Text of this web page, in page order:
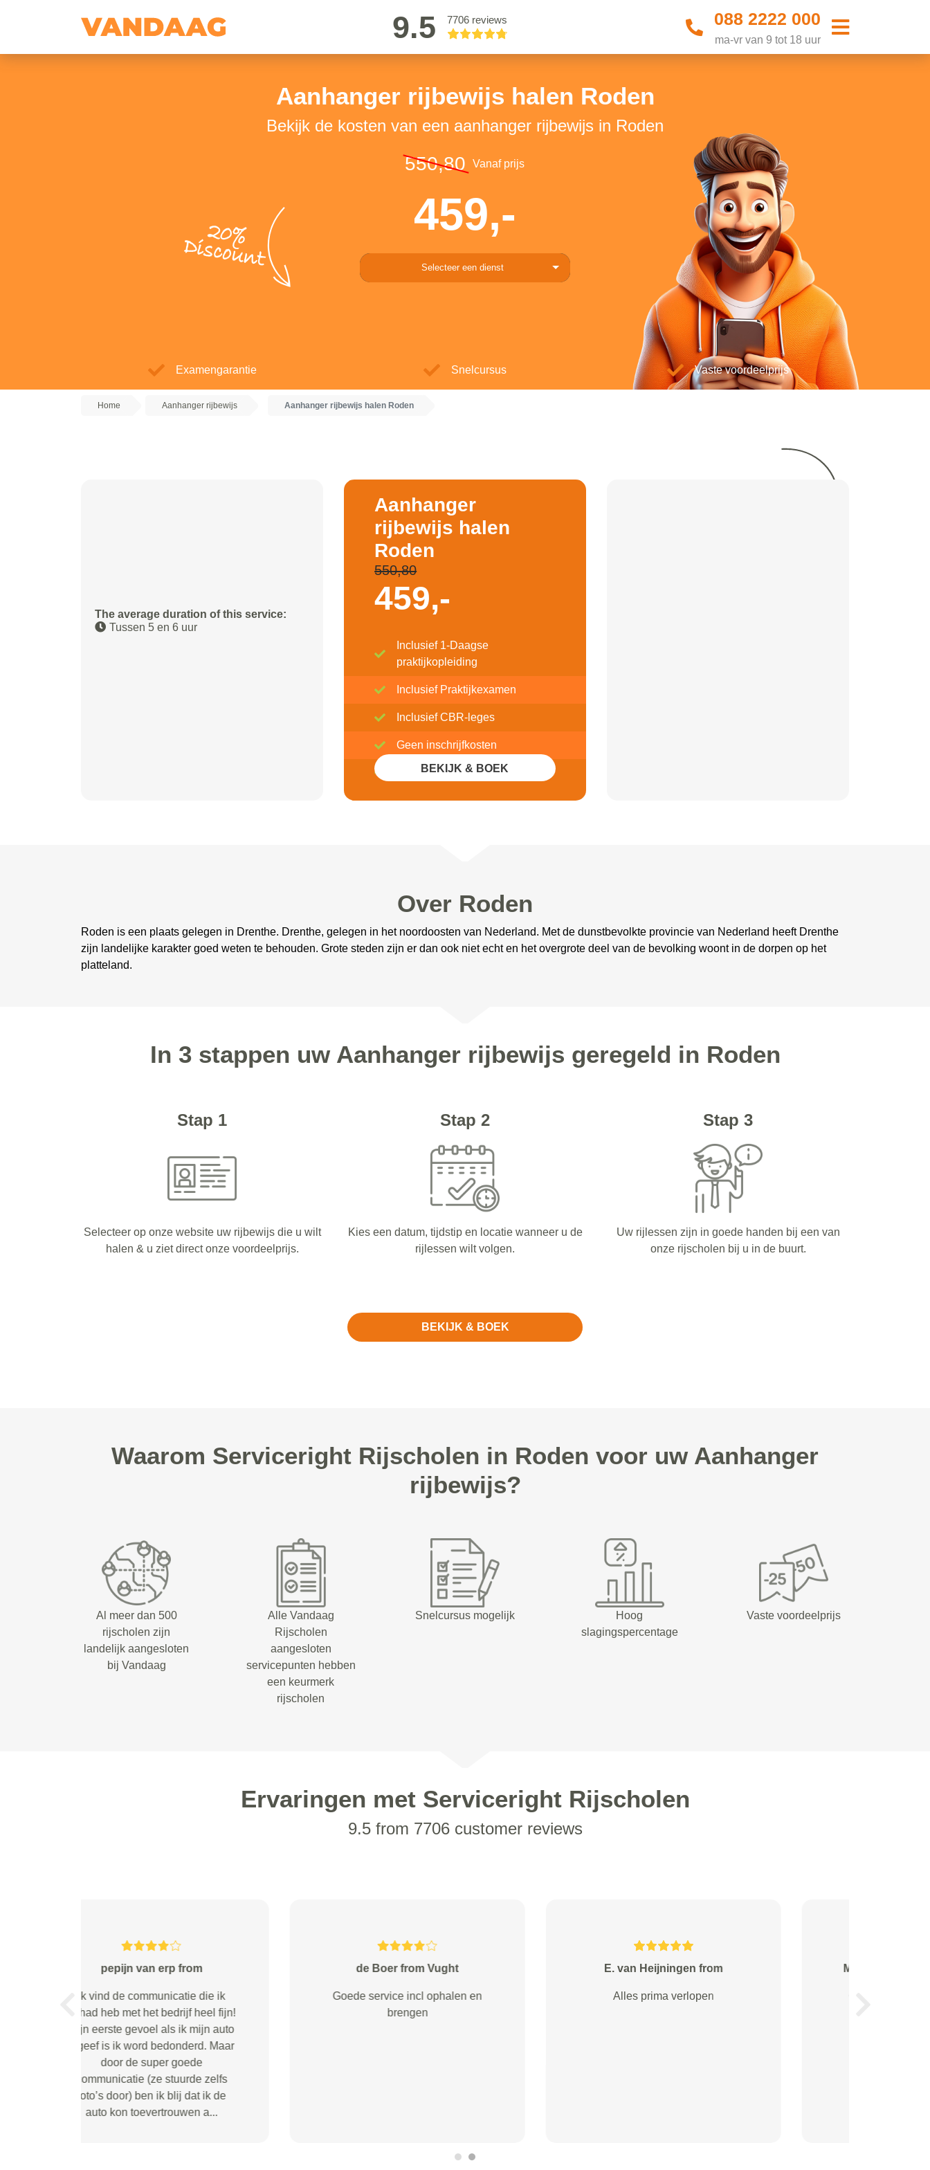
9.5 7706 reviews 088 2222 000
ma-vr van 9 tot 18 uur
Aanhanger rijbewijs halen Roden
Bekijk de kosten van een aanhanger rijbewijs in Roden
20%
Discount
550,80 Vanaf prijs
459,-
Selecteer een dienst
Examengarantie Snelcursus Vaste voordeelprijs
Home Aanhanger rijbewijs Aanhanger rijbewijs halen Roden
The average duration of this service:
Tussen 5 en 6 uur
Aanhanger
rijbewijs halen
Roden
550,80
459,-
Inclusief 1-Daagse
praktijkopleiding
Inclusief Praktijkexamen
Inclusief CBR-leges
Geen inschrijfkosten
Inclusief 20% Korting
BEKIJK & BOEK
Over Roden
Roden is een plaats gelegen in Drenthe. Drenthe, gelegen in het noordoosten van Nederland. Met de dunstbevolkte provincie van Nederland heeft Drenthe
zijn landelijke karakter goed weten te behouden. Grote steden zijn er dan ook niet echt en het overgrote deel van de bevolking woont in de dorpen op het
platteland.
In 3 stappen uw Aanhanger rijbewijs geregeld in Roden
Stap 1
Selecteer op onze website uw rijbewijs die u wilt
halen & u ziet direct onze voordeelprijs.
Stap 2
Kies een datum, tijdstip en locatie wanneer u de
rijlessen wilt volgen.
Stap 3
Uw rijlessen zijn in goede handen bij een van
onze rijscholen bij u in de buurt.
BEKIJK & BOEK
Waarom Serviceright Rijscholen in Roden voor uw Aanhanger
rijbewijs?
Al meer dan 500
rijscholen zijn
landelijk aangesloten
bij Vandaag
Alle Vandaag
Rijscholen
aangesloten
servicepunten hebben
een keurmerk
rijscholen
Snelcursus mogelijk
Hoog
slagingspercentage
Vaste voordeelprijs
Ervaringen met Serviceright Rijscholen
9.5 from 7706 customer reviews
E. van Heijningen from
Alles prima verlopen
MMJ Wouda from Gorinchem
Goede service zeer tevreden
M. Kooiman from Barendrecht
Goede service! En heel fijn dat de
Previous